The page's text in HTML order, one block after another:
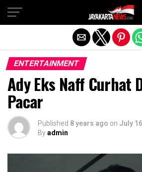
ENTERTAINMENT
Ady Eks Naff Curhat
Pacar
Published 8 years ago on July
Byadmin
Exit mobile version